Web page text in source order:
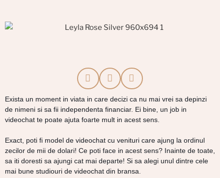
Exista un moment in viata in care decizi ca nu mai vrei sa depinzi
de nimeni si sa fii independenta financiar. Ei bine, un job in
videochat te poate ajuta foarte mult in acest sens.
Exact, poti fi model de videochat cu venituri care ajung la ordinul
zecilor de mii de dolari! Ce poti face in acest sens? Inainte de toate,
sa iti doresti sa ajungi cat mai departe! Si sa alegi unul dintre cele
mai bune studiouri de videochat din bransa.